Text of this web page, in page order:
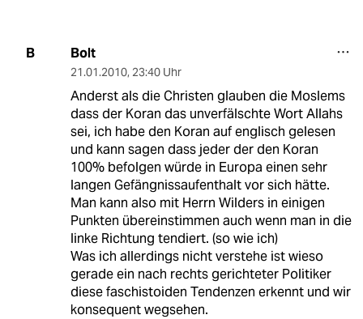
B Bolt
21.01.2010, 23:40 Uhr
Anderst als die Christen glauben die Moslems
dass der Koran das unverfälschte Wort Allahs
sei, ich habe den Koran auf englisch gelesen
und kann sagen dass jeder der den Koran
100% befolgen würde in Europa einen sehr
langen Gefängnissaufenthalt vor sich hätte.
Man kann also mit Herrn Wilders in einigen
Punkten übereinstimmen auch wenn man in die
linke Richtung tendiert. (so wie ich)
Was ich allerdings nicht verstehe ist wieso
gerade ein nach rechts gerichteter Politiker
diese faschistoiden Tendenzen erkennt und wir
konsequent wegsehen.